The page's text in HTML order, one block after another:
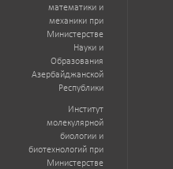
математики и
механики при
Министерстве
Науки и
Образования
Азербайджанской
Республики
Институт
молекулярной
биологии и
биотехнологий при
Министерстве